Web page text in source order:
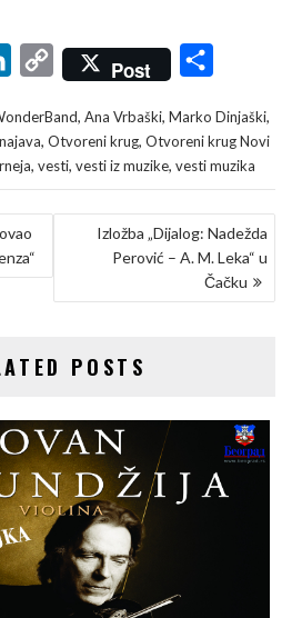
n
k
e
d
I
C
p
y
L
Post
a
r
e
, Ana Vrbaški, Marko Dinjaški,
najava, Otvoreni krug, Otvoreni krug Novi
, vesti, vesti iz muzike, vesti muzika
Izložba „Dijalog: Nadežda
Perović – A. M. Leka“ u
Čačku
POSTS